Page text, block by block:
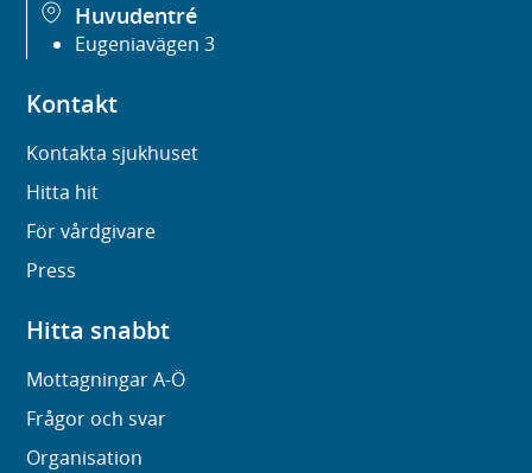
Huvudentré
Eugeniavägen 3
Kontakt
Kontakta sjukhuset
Hitta hit
För vårdgivare
Press
Hitta snabbt
Mottagningar A-Ö
Frågor och svar
Organisation